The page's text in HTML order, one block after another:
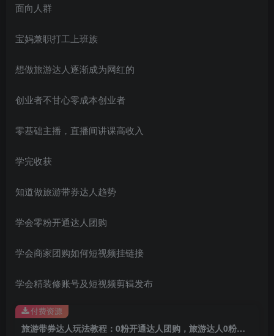
面向人群
宝妈兼职打工上班族
想做旅游达人逐渐成为网红的
创业者不甘心零成本创业者
零基础主播，直播间讲课高收入
学完收获
知道做旅游带券达人趋势
学会零粉开通达人团购
学会商家团购如何短视频挂链接
学会精装修账号及短视频剪辑发布
旅游带券达人玩法教程：0粉开通达人团购，旅游达人0粉可变现（7节课）
付费资源